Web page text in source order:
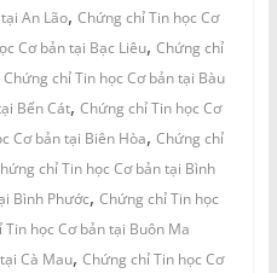
An Lão, Chứng chỉ Tin học Cơ
Cơ bản tại Bạc Liêu, Chứng chỉ
Chứng chỉ Tin học Cơ bản tại Bàu
Bến Cát, Chứng chỉ Tin học Cơ
Cơ bản tại Biên Hòa, Chứng chỉ
chỉ Tin học Cơ bản tại Bình
Bình Phước, Chứng chỉ Tin học
Tin học Cơ bản tại Buôn Ma
Cà Mau, Chứng chỉ Tin học Cơ